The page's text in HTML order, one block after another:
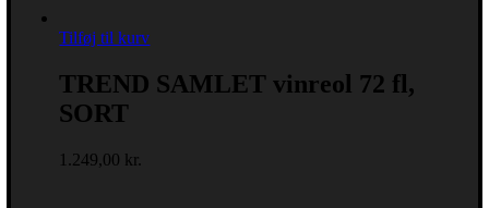
Tilføj til kurv
TREND SAMLET vinreol 72 fl,
SORT
1.249,00 kr.